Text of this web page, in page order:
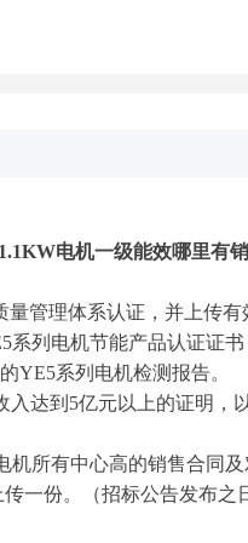
电机一级能效哪里有
管理体系认证，并上传有
列电机节能产品认证证
YE5系列电机检测报告。
入达到5亿元以上的证明，
所有中心高的销售合同
一份。（招标公告发布之